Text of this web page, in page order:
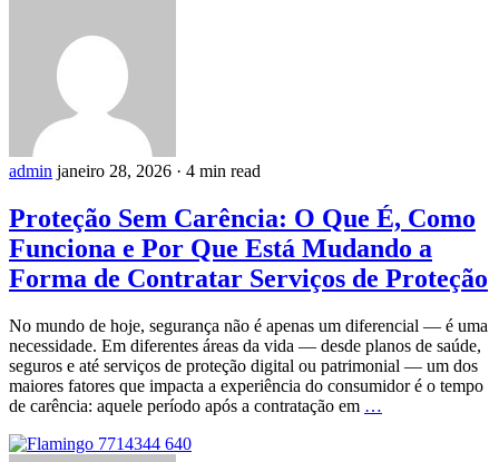
admin janeiro 28, 2026 · 4 min read
Proteção Sem Carência: O Que É, Como
Funciona e Por Que Está Mudando a
Forma de Contratar Serviços de Proteção
No mundo de hoje, segurança não é apenas um diferencial — é uma
necessidade. Em diferentes áreas da vida — desde planos de saúde,
seguros e até serviços de proteção digital ou patrimonial — um dos
maiores fatores que impacta a experiência do consumidor é o tempo
de carência: aquele período após a contratação em …